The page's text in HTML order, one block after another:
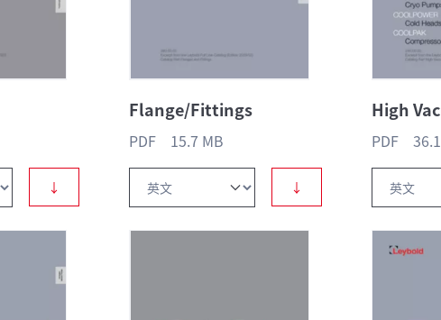
↓
Flange/Fittings
PDF 15.7 MB
↓
High
PDF